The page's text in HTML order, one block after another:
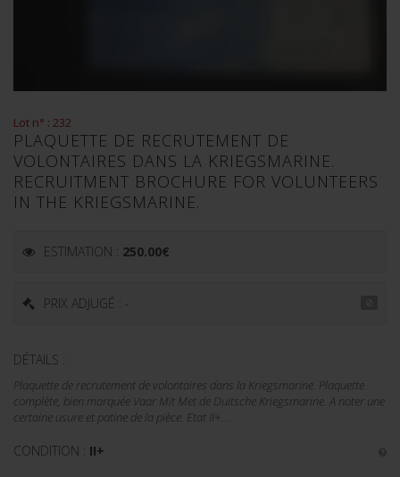
Lot n° : 232
PLAQUETTE DE RECRUTEMENT DE
VOLONTAIRES DANS LA KRIEGSMARINE.
RECRUITMENT BROCHURE FOR VOLUNTEERS
IN THE KRIEGSMARINE.
ESTIMATION : 250.00€
PRIX ADJUGÉ : -
DÉTAILS :
Plaquette de recrutement de volontaires dans la Kriegsmarine. Plaquette
complète, bien marquée Vaar Mit Met de Duitsche Kriegsmarine. A noter une
certaine usure et patine de la pièce. Etat II+....
CONDITION : II+